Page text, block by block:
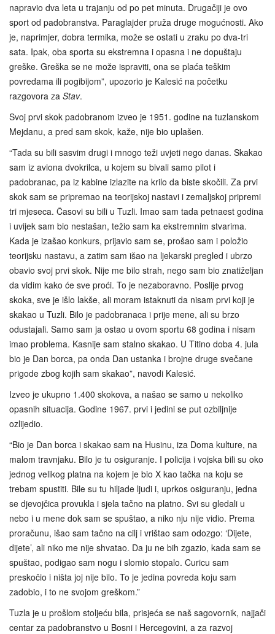
napravio dva leta u trajanju od po pet minuta. Drugačiji je ovo
sport od padobranstva. Paraglajder pruža druge mogućnosti. Ako
je, naprimjer, dobra termika, može se ostati u zraku po dva-tri
sata. Ipak, oba sporta su ekstremna i opasna i ne dopuštaju
greške. Greška se ne može ispraviti, ona se plaća teškim
povredama ili pogibijom”, upozorio je Kalesić na početku
razgovora za Stav.
Svoj prvi skok padobranom izveo je 1951. godine na tuzlanskom
Mejdanu, a pred sam skok, kaže, nije bio uplašen.
“Tada su bili sasvim drugi i mnogo teži uvjeti nego danas. Skakao
sam iz aviona dvokrilca, u kojem su bivali samo pilot i
padobranac, pa iz kabine izlazite na krilo da biste skočili. Za prvi
skok sam se pripremao na teorijskoj nastavi i zemaljskoj pripremi
tri mjeseca. Časovi su bili u Tuzli. Imao sam tada petnaest godina
i uvijek sam bio nestašan, težio sam ka ekstremnim stvarima.
Kada je izašao konkurs, prijavio sam se, prošao sam i položio
teorijsku nastavu, a zatim sam išao na ljekarski pregled i ubrzo
obavio svoj prvi skok. Nije me bilo strah, nego sam bio znatiželjan
da vidim kako će sve proći. To je nezaboravno. Poslije prvog
skoka, sve je išlo lakše, ali moram istaknuti da nisam prvi koji je
skakao u Tuzli. Bilo je padobranaca i prije mene, ali su brzo
odustajali. Samo sam ja ostao u ovom sportu 68 godina i nisam
imao problema. Kasnije sam stalno skakao. U Titino doba 4. jula
bio je Dan borca, pa onda Dan ustanka i brojne druge svečane
prigode zbog kojih sam skakao”, navodi Kalesić.
Izveo je ukupno 1.400 skokova, a našao se samo u nekoliko
opasnih situacija. Godine 1967. prvi i jedini se put ozbiljnije
ozlijedio.
“Bio je Dan borca i skakao sam na Husinu, iza Doma kulture, na
malom travnjaku. Bilo je tu osiguranje. I policija i vojska bili su oko
jednog velikog platna na kojem je bio X kao tačka na koju se
trebam spustiti. Bile su tu hiljade ljudi i, uprkos osiguranju, jedna
se djevojčica provukla i sjela tačno na platno. Svi su gledali u
nebo i u mene dok sam se spuštao, a niko nju nije vidio. Prema
proračunu, išao sam tačno na cilj i vrištao sam odozgo: ‘Dijete,
dijete’, ali niko me nije shvatao. Da ju ne bih zgazio, kada sam se
spuštao, podigao sam nogu i slomio stopalo. Curicu sam
preskočio i ništa joj nije bilo. To je jedina povreda koju sam
zadobio, i to ne svojom greškom.”
Tuzla je u prošlom stoljeću bila, prisjeća se naš sagovornik, najjači
centar za padobranstvo u Bosni i Hercegovini, a za razvoj